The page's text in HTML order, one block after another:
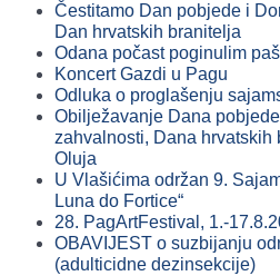
Čestitamo Dan pobjede i
Dan hrvatskih branitelja
Odana počast poginulim
Koncert Gazdi u Pagu
Odluka o proglašenju
Obilježavanje Dana
zahvalnosti, Dana hrvatskih
Oluja
U Vlašićima održan 9.
Luna do Fortice“
28. PagArtFestival, 1.-
OBAVIJEST o suzbijanju
(adulticidne dezinsekcije)